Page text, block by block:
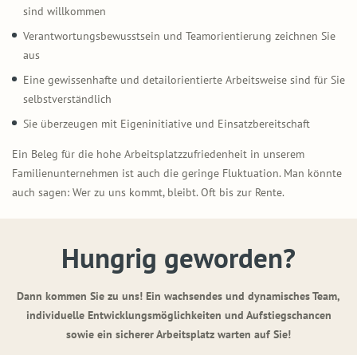
sind willkommen
Verantwortungsbewusstsein und Teamorientierung zeichnen Sie
aus
Eine gewissenhafte und detailorientierte Arbeitsweise sind für Sie
selbstverständlich
Sie überzeugen mit Eigeninitiative und Einsatzbereitschaft
Ein Beleg für die hohe Arbeitsplatzzufriedenheit in unserem
Familienunternehmen ist auch die geringe Fluktuation. Man könnte
auch sagen: Wer zu uns kommt, bleibt. Oft bis zur Rente.
Hungrig geworden?
Dann kommen Sie zu uns! Ein wachsendes und dynamisches Team,
individuelle Entwicklungsmöglichkeiten und Aufstiegschancen
sowie ein sicherer Arbeitsplatz warten auf Sie!